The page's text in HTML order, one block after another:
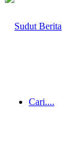
Cari....